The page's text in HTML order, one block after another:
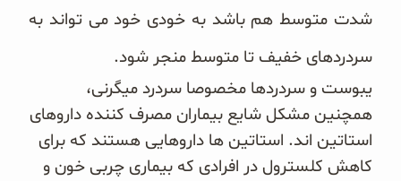
شدت متوسط هم باشد به خودی خود می تواند به
سردردهای خفیف تا متوسط منجر شود.
یبوست و سردردها مخصوصا سردرد میگرنی،
همچنین مشکل شایع بیماران مصرف کننده داروهای
استاتین اند. استاتین ها داروهایی هستند که برای
کاهش کلسترول در افرادی که بیماری چربی خون و